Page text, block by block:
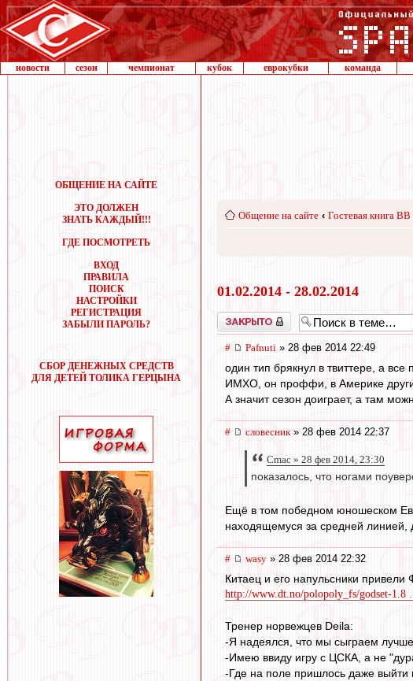
новости сезон чемпионат кубок еврокубки команда
ОБЩЕНИЕ НА САЙТЕ
ЭТО ДОЛЖЕН
ЗНАТЬ КАЖДЫЙ!!!
ГДЕ ПОСМОТРЕТЬ
ВХОД
ПРАВИЛА
ПОИСК
НАСТРОЙКИ
РЕГИСТРАЦИЯ
ЗАБЫЛИ ПАРОЛЬ?
СБОР ДЕНЕЖНЫХ СРЕДСТВ
ДЛЯ ДЕТЕЙ ТОЛИКА ГЕРЦЫНА
Общение на сайте ‹ Гостевая книга ВВ
01.02.2014 - 28.02.2014
Закрыто
# Pafnuti » 28 фев 2014 22:49
один тип брякнул в твиттере, а
ИМХО, он проффи, в Америке
А значит сезон доиграет, а там
# словесник» 28 фев 2014 22:37
Cmac » 28 фев 2014, 23:30
показалось, что ногами
Ещё в том победном юношеском
находящемуся за средней
# wasy » 28 фев 2014 22:32
Китаец и его напульсники
http://www.dt.no/polopoly_fs/godset-1.8
Тренер норвежцев Deila:
-Я надеялся, что мы сыграем
-Имею ввиду игру с ЦСКА, а не
-Где на поле пришлось даже